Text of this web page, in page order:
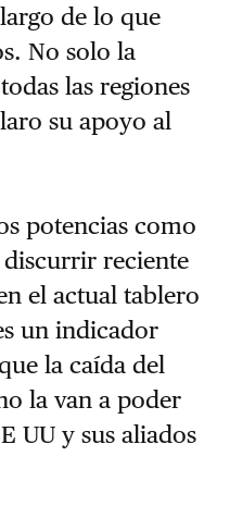
de lo que
No solo la
las regiones
su apoyo al
potencias como
discurrir reciente
el actual tablero
un indicador
la caída del
la van a poder
UU y sus aliados